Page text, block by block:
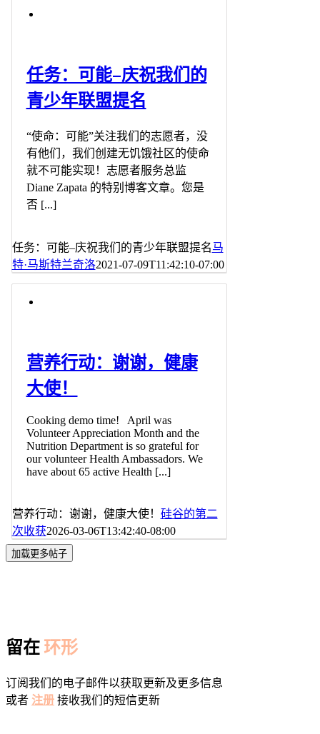
任务：可能–庆祝我们的
青少年联盟提名
“使命：可能”关注我们的志愿者，没
有他们，我们创建无饥饿社区的使命
就不可能实现！志愿者服务总监
Diane Zapata 的特别博客文章。您是
否 [...]
任务：可能–庆祝我们的青少年联盟提名马
特·马斯特兰奇洛2021-07-09T11:42:10-07:00
营养行动：谢谢，健康
大使！
Cooking demo time! April was
Volunteer Appreciation Month and the
Nutrition Department is so grateful for
our volunteer Health Ambassadors. We
have about 65 active Health [...]
营养行动：谢谢，健康大使！ 硅谷的第二
次收获2026-03-06T13:42:40-08:00
加载更多帖子
留在 环形
订阅我们的电子邮件以获取更新及更多信息
或者 注册 接收我们的短信更新